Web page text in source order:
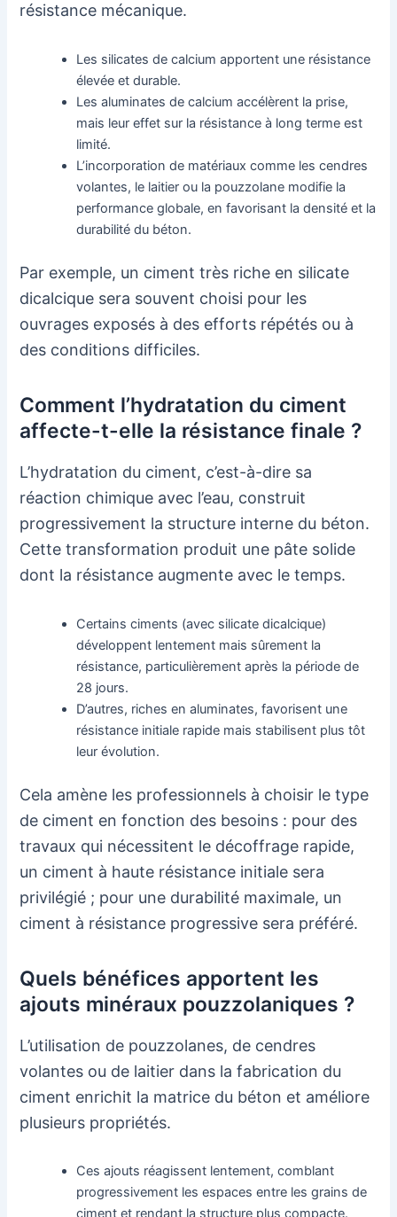
résistance mécanique.
Les silicates de calcium apportent une résistance
élevée et durable.
Les aluminates de calcium accélèrent la prise,
mais leur effet sur la résistance à long terme est
limité.
L’incorporation de matériaux comme les cendres
volantes, le laitier ou la pouzzolane modifie la
performance globale, en favorisant la densité et la
durabilité du béton.
Par exemple, un ciment très riche en silicate
dicalcique sera souvent choisi pour les
ouvrages exposés à des efforts répétés ou à
des conditions difficiles.
Comment l’hydratation du ciment
affecte-t-elle la résistance finale ?
L’hydratation du ciment, c’est-à-dire sa
réaction chimique avec l’eau, construit
progressivement la structure interne du béton.
Cette transformation produit une pâte solide
dont la résistance augmente avec le temps.
Certains ciments (avec silicate dicalcique)
développent lentement mais sûrement la
résistance, particulièrement après la période de
28 jours.
D’autres, riches en aluminates, favorisent une
résistance initiale rapide mais stabilisent plus tôt
leur évolution.
Cela amène les professionnels à choisir le type
de ciment en fonction des besoins : pour des
travaux qui nécessitent le décoffrage rapide,
un ciment à haute résistance initiale sera
privilégié ; pour une durabilité maximale, un
ciment à résistance progressive sera préféré.
Quels bénéfices apportent les
ajouts minéraux pouzzolaniques ?
L’utilisation de pouzzolanes, de cendres
volantes ou de laitier dans la fabrication du
ciment enrichit la matrice du béton et améliore
plusieurs propriétés.
Ces ajouts réagissent lentement, comblant
progressivement les espaces entre les grains de